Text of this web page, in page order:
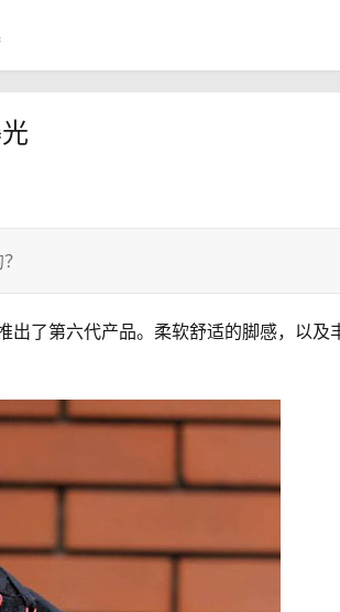
了第六代产品。柔软舒适的脚感，以及